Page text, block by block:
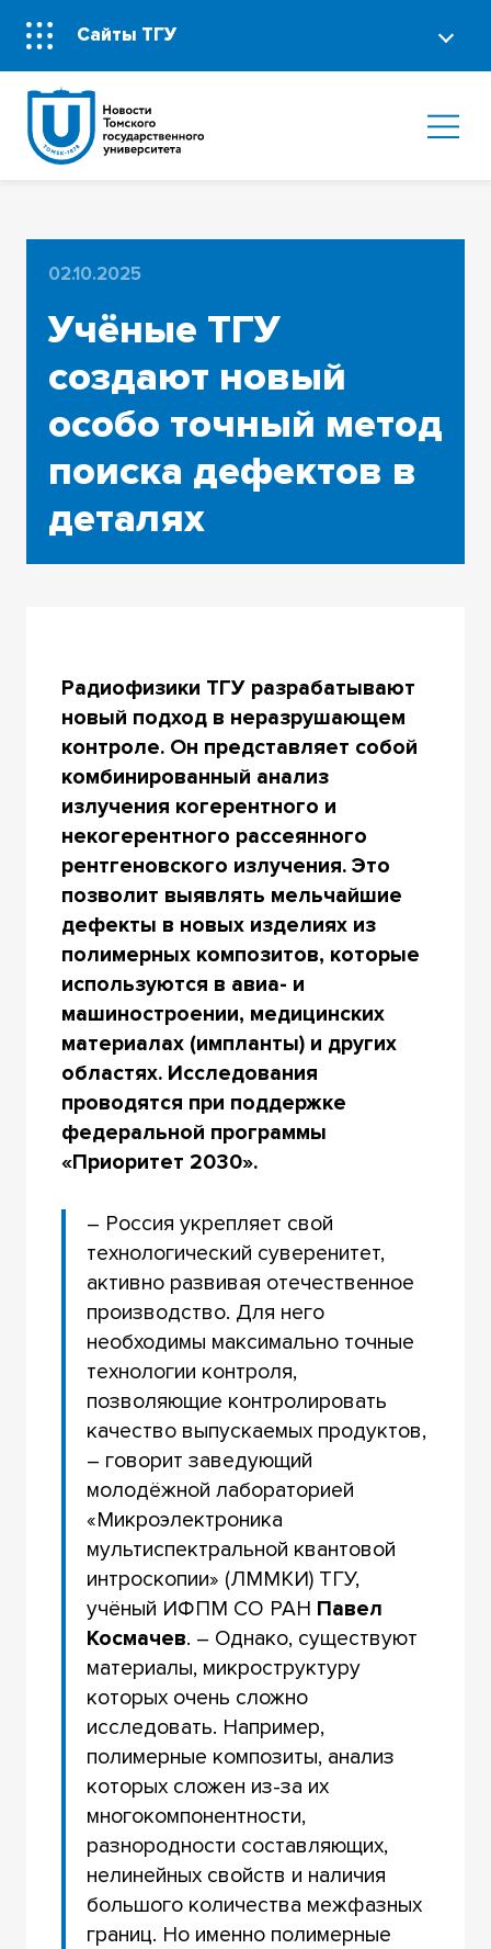
Сайты ТГУ
02.10.2025
Учёные ТГУ
создают новый
особо точный метод
поиска дефектов в
деталях
Радиофизики ТГУ разрабатывают
новый подход в неразрушающем
контроле. Он представляет собой
комбинированный анализ
излучения когерентного и
некогерентного рассеянного
рентгеновского излучения. Это
позволит выявлять мельчайшие
дефекты в новых изделиях из
полимерных композитов, которые
используются в авиа- и
машиностроении, медицинских
материалах (импланты) и других
областях. Исследования
проводятся при поддержке
федеральной программы
«Приоритет 2030».
– Россия укрепляет свой
технологический суверенитет,
активно развивая отечественное
производство. Для него
необходимы максимально точные
технологии контроля,
позволяющие контролировать
качество выпускаемых продуктов,
– говорит заведующий
молодёжной лабораторией
«Микроэлектроника
мультиспектральной квантовой
интроскопии» (ЛММКИ) ТГУ,
учёный ИФПМ СО РАН Павел
Космачев. – Однако, существуют
материалы, микроструктуру
которых очень сложно
исследовать. Например,
полимерные композиты, анализ
которых сложен из-за их
многокомпонентности,
разнородности составляющих,
нелинейных свойств и наличия
большого количества межфазных
границ. Но именно полимерные